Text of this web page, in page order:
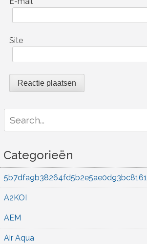
Site
for:
Categorieën
5b7dfa9b38264fd5b2e5ae0d93bc8161
A2KOI
AEM
Air Aqua